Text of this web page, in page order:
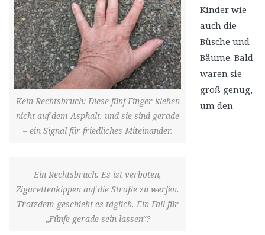
Kein Rechtsbruch: Diese fünf Finger kleben
nicht auf dem Asphalt, und sie sind gerade
– ein Signal für friedliches Miteinander.
Ein Rechtsbruch: Es ist verboten,
Zigarettenkippen auf die Straße zu werfen.
Trotzdem geschieht es täglich. Ein Fall für
„Fünfe gerade sein lassen“?
Kinder wie
auch die
Büsche und
Bäume. Bald
waren sie
groß genug,
um den